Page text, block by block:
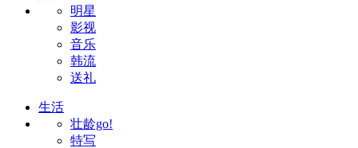
明星
影视
音乐
韩流
送礼
生活
壮龄go!
特写